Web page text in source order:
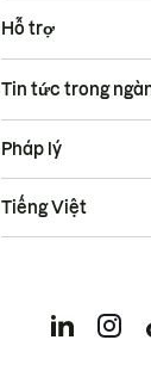
Hỗ trợ
Tin tức trong
Pháp lý
Tiếng Việt